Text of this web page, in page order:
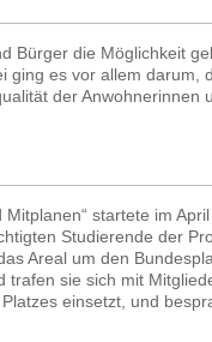
Bürger die Möglichkeit
ging es vor allem darum,
der Anwohnerinnen
startete im
Studierende der
Areal um den
sie sich mit
einsetzt, und